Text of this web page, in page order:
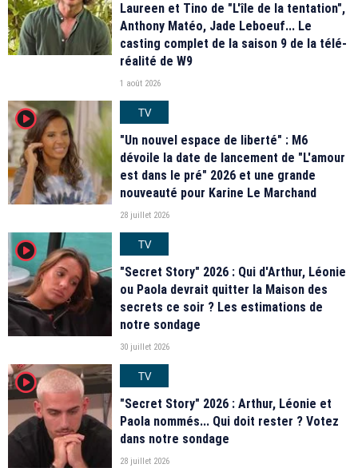
Laureen et Tino de "L'île de la tentation",
Anthony Matéo, Jade Leboeuf... Le
casting complet de la saison 9 de la télé-
réalité de W9
1 août 2026
player2
TV
"Un nouvel espace de liberté" : M6
dévoile la date de lancement de "L'amour
est dans le pré" 2026 et une grande
nouveauté pour Karine Le Marchand
28 juillet 2026
player2
TV
"Secret Story" 2026 : Qui d'Arthur, Léonie
ou Paola devrait quitter la Maison des
secrets ce soir ? Les estimations de
notre sondage
30 juillet 2026
player2
TV
"Secret Story" 2026 : Arthur, Léonie et
Paola nommés... Qui doit rester ? Votez
dans notre sondage
28 juillet 2026